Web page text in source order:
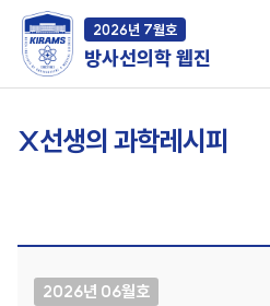
2026년 7월호
방사선의학 웹진
X선생의 과학레시피
2026년 06월호